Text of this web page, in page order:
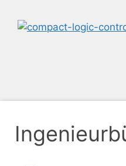
Inhalt